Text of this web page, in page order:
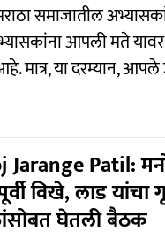
मराठा समाजातील
आपली मते
या दरम्यान,
Jarange Patil:
विखे, लाड यांचा
घेतली बैठक